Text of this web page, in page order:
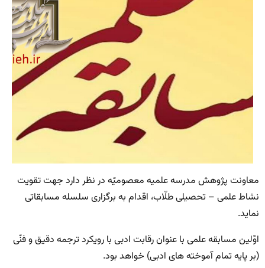
معاونت پژوهش مدرسه علمیه معصومیّه در نظر دارد جهت تقویت
نشاط علمی – تحصیلی طلّاب، اقدام به برگزاری سلسله مسابقاتی
نماید.
اوّلین مسابقه علمی با عنوان رقابت ادبی با رویکرد ترجمه دقیق و فنّی
(بر پایه تمام آموخته های ادبی) خواهد بود.